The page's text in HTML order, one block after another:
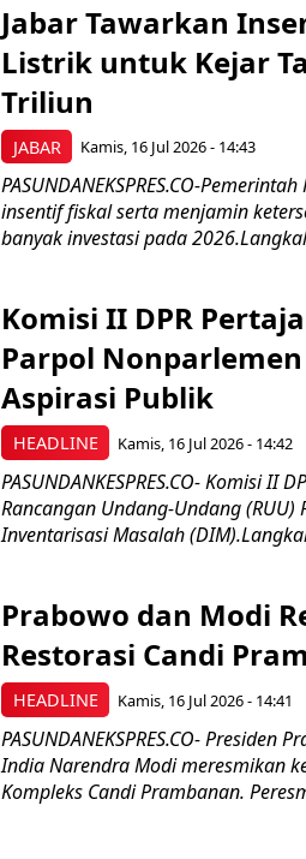
JABAR
Jabar Tawarkan
Listrik untuk Kejar
Triliun
Kamis, 16 Jul 2026 - 14:43
PASUNDANEKSPRES.CO-
insentif fiskal serta menjamin
banyak investasi pada
HEADLINE
Komisi II DPR
Parpol
Aspirasi Publik
Kamis, 16 Jul 2026 - 14:42
PASUNDANKESPRES.CO- Komisi
Rancangan Undang-Undang
Inventarisasi Masalah
HEADLINE
Prabowo dan Modi
Restorasi Candi
Kamis, 16 Jul 2026 - 14:41
PASUNDANEKSPRES.CO-
India Narendra Modi meresmikan
Kompleks Candi Prambanan.